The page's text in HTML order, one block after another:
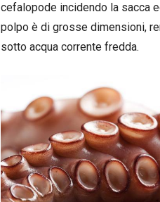
cefalopode incidendo la sacca
polpo è di grosse dimensioni,
sotto acqua corrente fredda.